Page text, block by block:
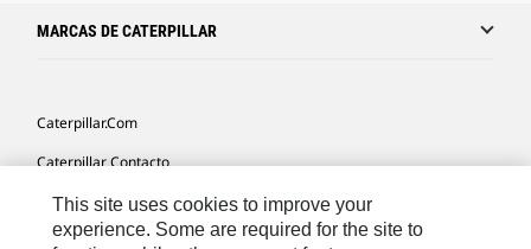
MARCAS DE CATERPILLAR
Caterpillar.com
Caterpillar Contacto
Mis Preferencias De Marketing
Site Map
This site uses cookies to improve your
experience. Some are required for the site to